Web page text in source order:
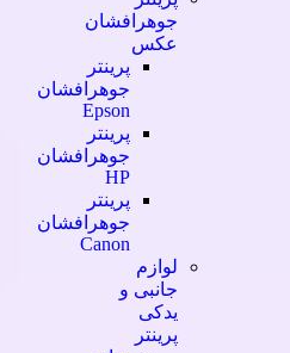
جوهرافشان
عکس
پرینتر
جوهرافشان
Epson
پرینتر
جوهرافشان
HP
پرینتر
جوهرافشان
Canon
لوازم
جانبی و
یدکی
پرینتر